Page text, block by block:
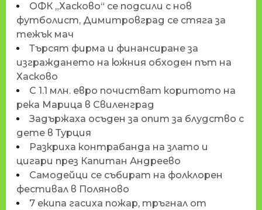
ОФК „Хасково“ се подсили с нов
футболист, Димитровград се стяга за
тежък мач
Търсят фирма и финансиране за
изграждането на южния обходен път на
Хасково
С 1.1 млн. евро почистват коритото на
река Марица в Свиленград
Задържаха осъден за опит за блудство с
дете в Турция
Разкриха контрабанда на злато и
цигари през Капитан Андреево
Самодейци се събират на фолклорен
фестивал в Поляново
7 екипа гасиха пожар, тръгнал от